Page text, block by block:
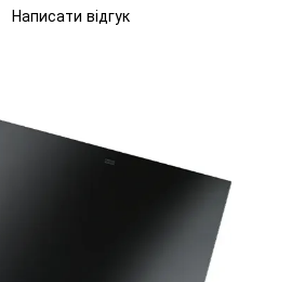
Написати відгук